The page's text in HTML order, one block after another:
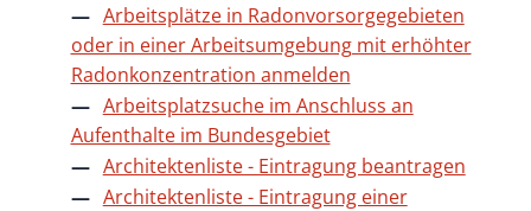
Arbeitsplätze in Radonvorsorgegebieten
oder in einer Arbeitsumgebung mit erhöhter
Radonkonzentration anmelden
Arbeitsplatzsuche im Anschluss an
Aufenthalte im Bundesgebiet
Architektenliste - Eintragung beantragen
Architektenliste - Eintragung einer